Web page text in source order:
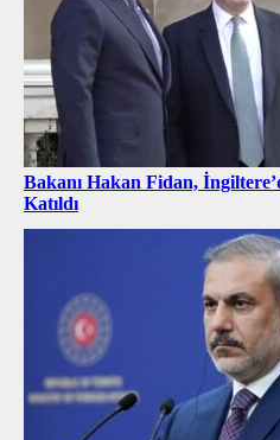
Bakanı Hakan Fidan,
Katıldı